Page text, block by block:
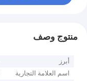
منتوج وصف
أبرز
اسم العلامة التجارية